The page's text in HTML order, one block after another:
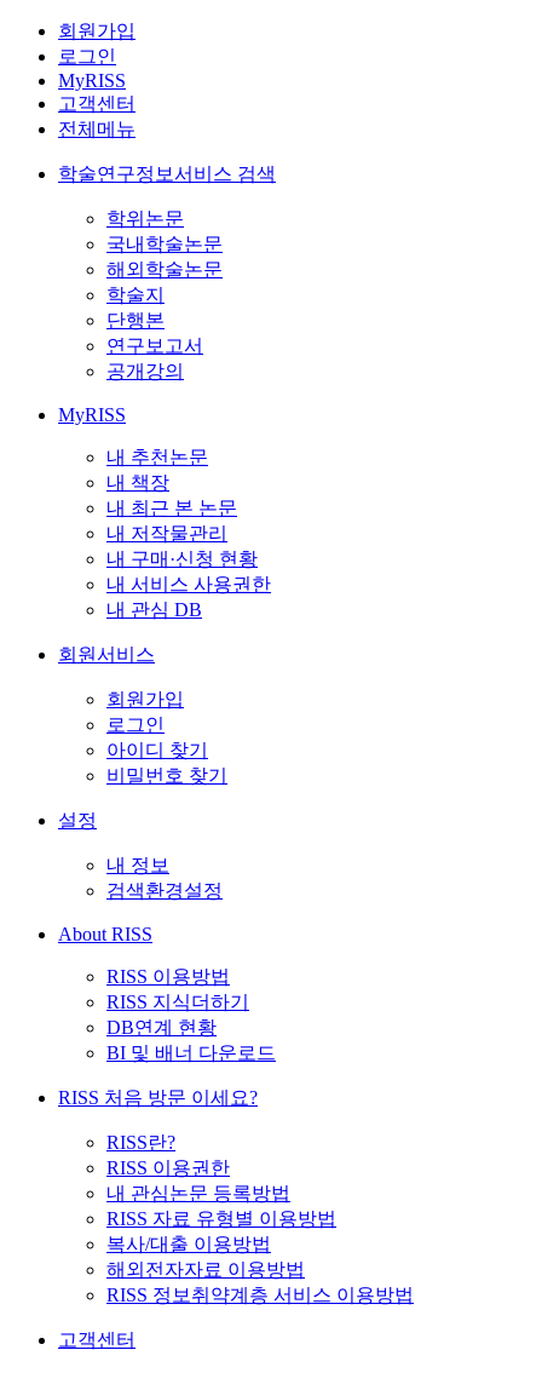
회원가입
로그인
MyRISS
고객센터
전체메뉴
학술연구정보서비스 검색
학위논문
국내학술논문
해외학술논문
학술지
단행본
연구보고서
공개강의
MyRISS
내 추천논문
내 책장
내 최근 본 논문
내 저작물관리
내 구매·신청 현황
내 서비스 사용권한
내 관심 DB
회원서비스
회원가입
로그인
아이디 찾기
비밀번호 찾기
설정
내 정보
검색환경설정
About RISS
RISS 이용방법
RISS 지식더하기
DB연계 현황
BI 및 배너 다운로드
RISS 처음 방문 이세요?
RISS란?
RISS 이용권한
내 관심논문 등록방법
RISS 자료 유형별 이용방법
복사/대출 이용방법
해외전자자료 이용방법
RISS 정보취약계층 서비스 이용방법
고객센터